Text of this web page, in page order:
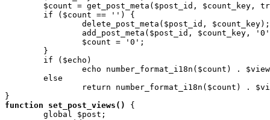
function set_post_views()
{